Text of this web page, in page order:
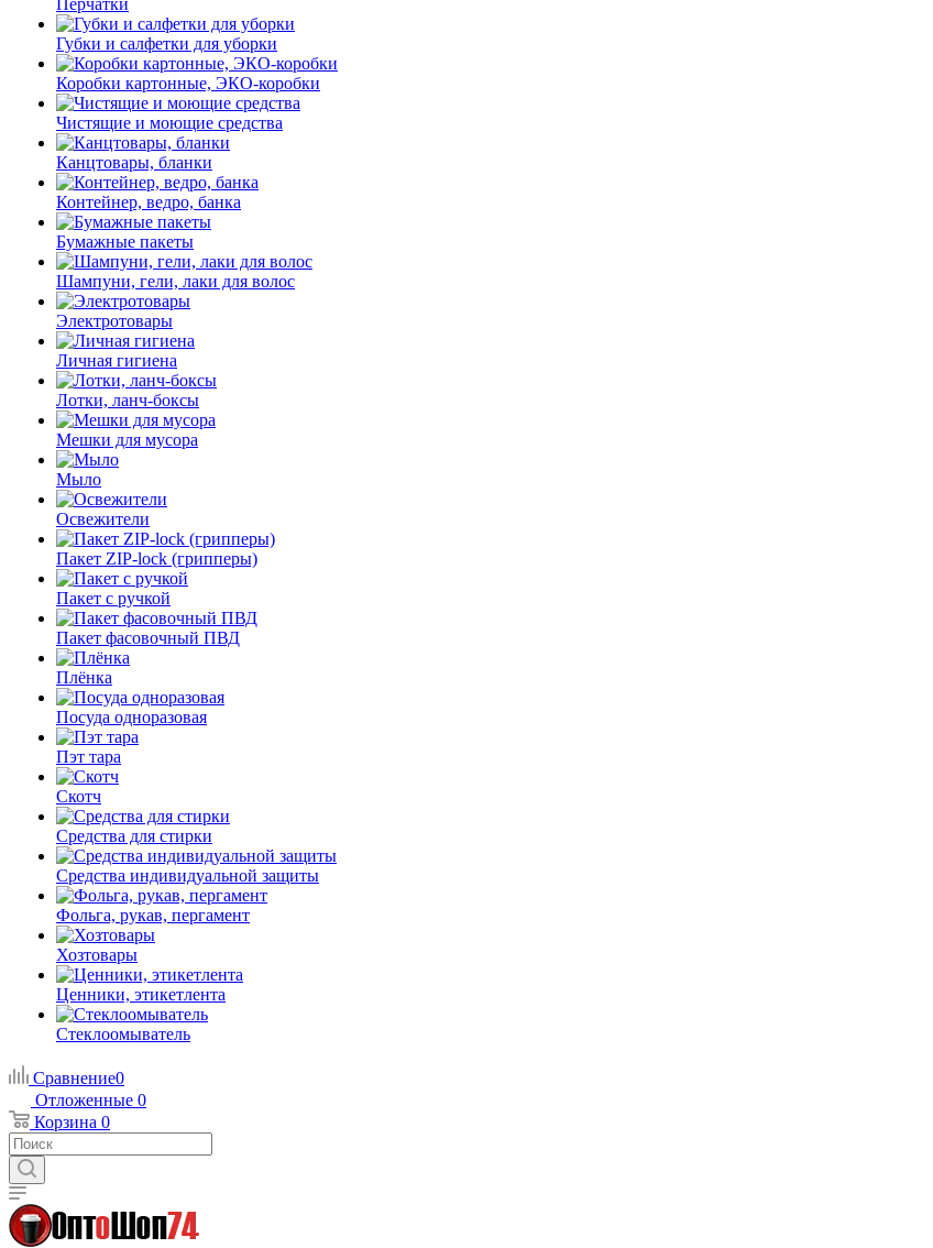
Перчатки
Губки и салфетки для уборки
Коробки картонные, ЭКО-коробки
Чистящие и моющие средства
Канцтовары, бланки
Контейнер, ведро, банка
Бумажные пакеты
Шампуни, гели, лаки для волос
Электротовары
Личная гигиена
Лотки, ланч-боксы
Мешки для мусора
Мыло
Освежители
Пакет ZIP-lock (грипперы)
Пакет с ручкой
Пакет фасовочный ПВД
Плёнка
Посуда одноразовая
Пэт тара
Скотч
Средства для стирки
Средства индивидуальной защиты
Фольга, рукав, пергамент
Хозтовары
Ценники, этикетлента
Стеклоомыватель
Сравнение0
Отложенные 0
Корзина 0